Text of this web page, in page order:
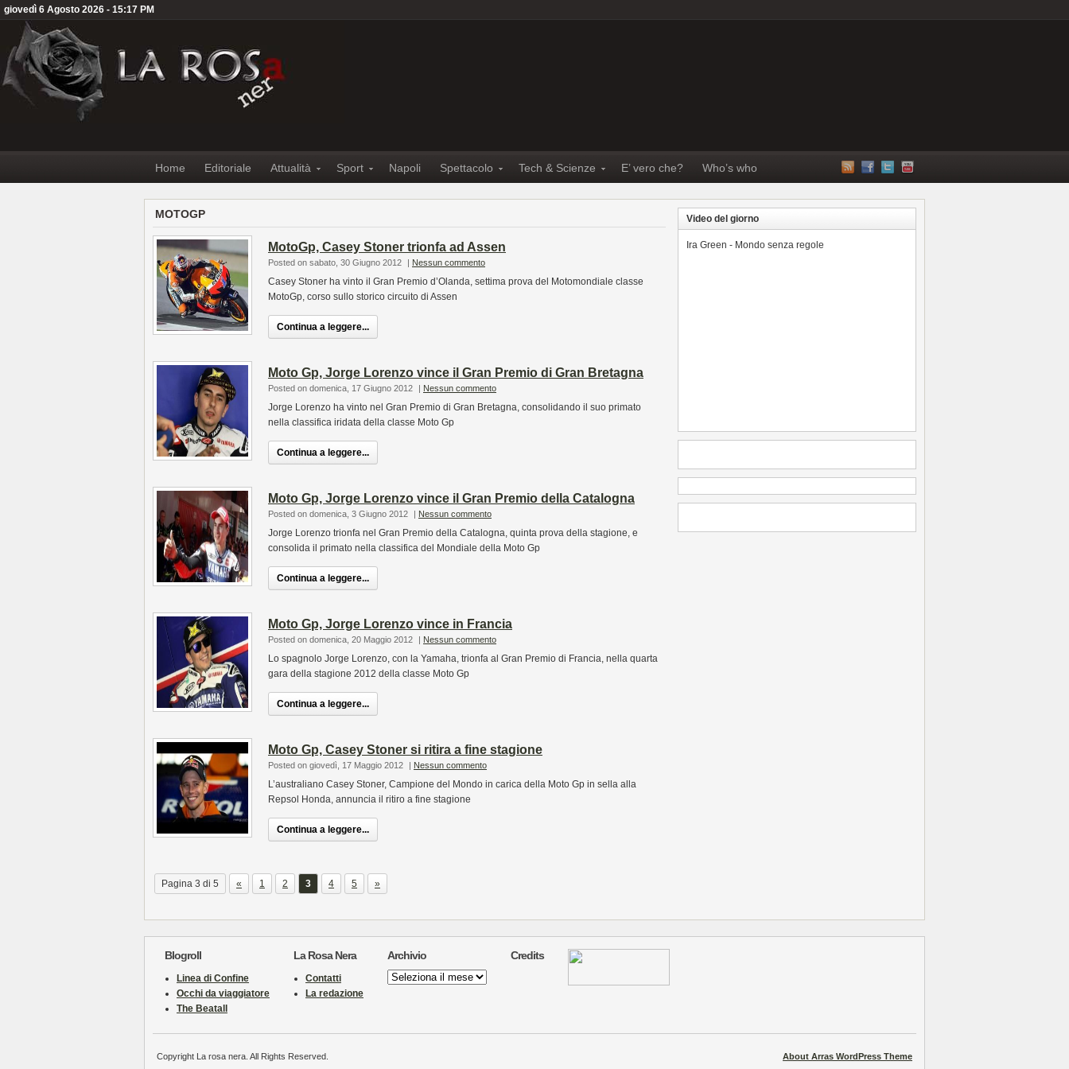
giovedì 6 Agosto 2026 - 15:17 PM
Home Editoriale Attualità Sport Napoli Spettacolo Tech & Scienze E’ vero che? Who’s who
MOTOGP
MotoGp, Casey Stoner trionfa ad Assen
Posted on sabato, 30 Giugno 2012 | Nessun commento
Casey Stoner ha vinto il Gran Premio d’Olanda, settima prova del Motomondiale classe
MotoGp, corso sullo storico circuito di Assen
Continua a leggere...
Moto Gp, Jorge Lorenzo vince il Gran Premio di Gran Bretagna
Posted on domenica, 17 Giugno 2012 | Nessun commento
Jorge Lorenzo ha vinto nel Gran Premio di Gran Bretagna, consolidando il suo primato
nella classifica iridata della classe Moto Gp
Continua a leggere...
Moto Gp, Jorge Lorenzo vince il Gran Premio della Catalogna
Posted on domenica, 3 Giugno 2012 | Nessun commento
Jorge Lorenzo trionfa nel Gran Premio della Catalogna, quinta prova della stagione, e
consolida il primato nella classifica del Mondiale della Moto Gp
Continua a leggere...
Moto Gp, Jorge Lorenzo vince in Francia
Posted on domenica, 20 Maggio 2012 | Nessun commento
Lo spagnolo Jorge Lorenzo, con la Yamaha, trionfa al Gran Premio di Francia, nella quarta
gara della stagione 2012 della classe Moto Gp
Continua a leggere...
Moto Gp, Casey Stoner si ritira a fine stagione
Posted on giovedì, 17 Maggio 2012 | Nessun commento
L’australiano Casey Stoner, Campione del Mondo in carica della Moto Gp in sella alla
Repsol Honda, annuncia il ritiro a fine stagione
Continua a leggere...
Pagina 3 di 5 « 1 2 3 4 5 »
Video del giorno
Ira Green - Mondo senza regole
Blogroll
Linea di Confine
Occhi da viaggiatore
The Beatall
La Rosa Nera
Contatti
La redazione
Archivio
Archivio
Credits
About Arras WordPress Theme
Copyright La rosa nera. All Rights Reserved.